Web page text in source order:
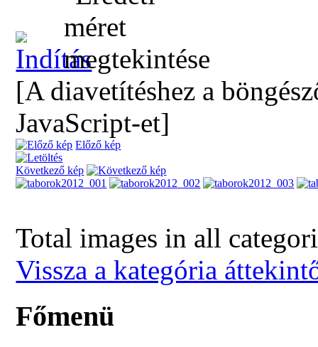
[A diavetítéshez a
JavaScript-et]
Előző kép
Következő kép
Total images in all
Vissza a kategória
Főmenü